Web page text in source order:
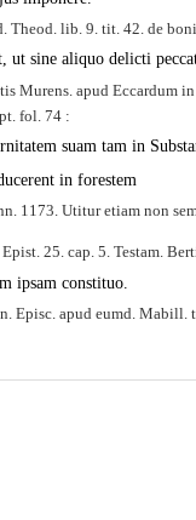
Theod. lib. 9. tit. 42. de
ut sine aliquo delicti
Murens. apud
fol. 74 :
suam tam in
in forestem
1173. Utitur etiam non
25. cap. 5. Testam.
ipsam constituo.
Episc. apud eumd.